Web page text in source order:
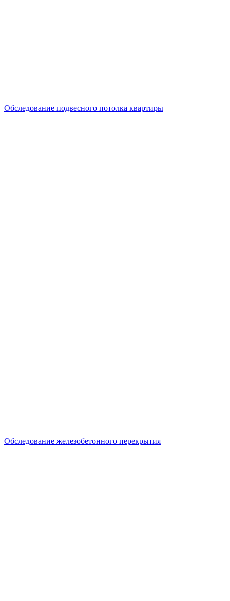
Обследование подвесного потолка квартиры
Обследование железобетонного перекрытия